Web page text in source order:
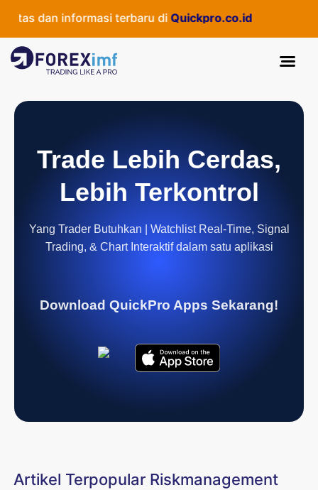
dan informasi terbaru diQuickpro.co.id
Trade Lebih Cerdas,
Lebih Terkontrol
Yang Trader Butuhkan | Watchlist Real-Time, Signal
Trading, & Chart Interaktif dalam satu aplikasi
Download QuickPro Apps Sekarang!
Artikel Terpopular Riskmanagement